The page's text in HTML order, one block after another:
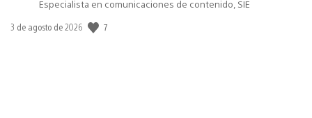
Especialista en comunicaciones de contenido, SIE
Fecha
3 de agosto de 2026 7